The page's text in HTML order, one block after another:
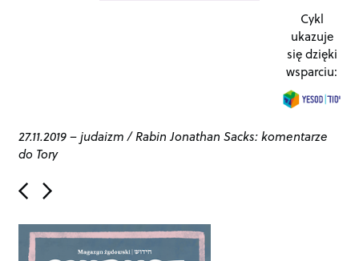
Cykl
ukazuje
się dzięki
wsparciu:
27.11.2019–judaizm/Rabin Jonathan Sacks: komentarze
do Tory
P
o